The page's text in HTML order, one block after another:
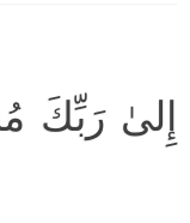
إِلىٰ رَبِّكَ